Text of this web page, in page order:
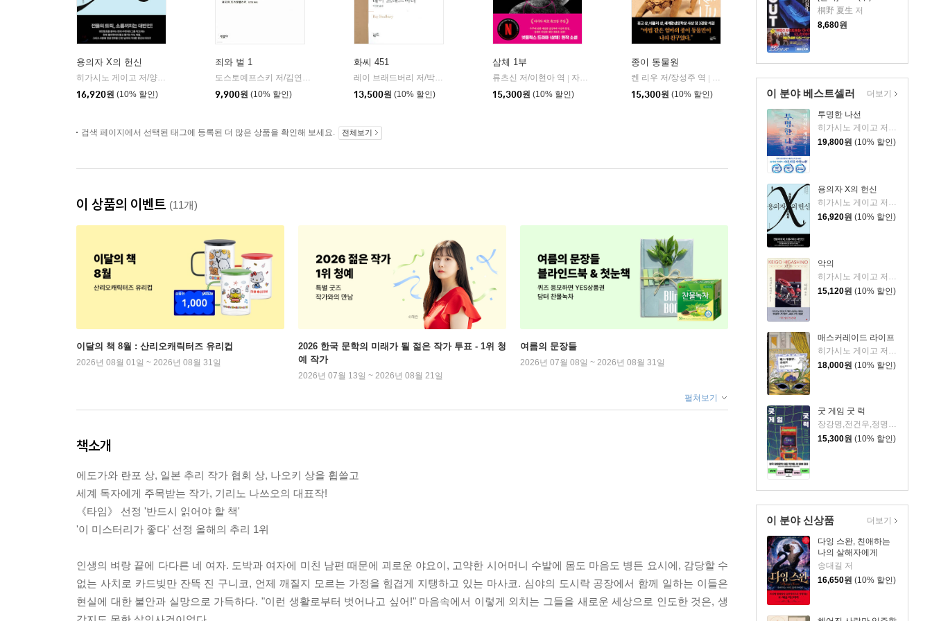
桐野 夏生 저
8,680원
이 분야 베스트셀러
투명한 나선
히가시노 게이고 저/김선영 역
19,800원 (10% 할인)
용의자 X의 헌신
히가시노 게이고 저/양억관 역
16,920원 (10% 할인)
악의
히가시노 게이고 저/양윤옥 역
15,120원 (10% 할인)
매스커레이드 라이프
18,000원 (10% 할인)
굿 게임 굿 럭
장강명,전건우,정명섭,정해연,조영주 저
15,300원 (10% 할인)
더보기
이 분야 신상품
다잉 스완, 친애하는
나의 살해자에게
송대길 저
16,650원 (10% 할인)
더보기
용의자 X의 헌신
히가시노 게이고 저/양억관 역
16,920원 (10% 할인)
죄와 벌 1
도스토예프스키 저/김연경 역
9,900원 (10% 할인)
화씨 451
레이 브래드버리 저/박상준 역
황금가지
13,500원 (10% 할인)
삼체 1부
류츠신 저/이현아 역
자음과모음
15,300원 (10% 할인)
종이 동물원
켄 리우 저/장성주 역
황금가지
15,300원 (10% 할인)
검색 페이지에서 선택된 태그에 등록된 더 많은 상품을 확인해 보세요. 전체보기
이 상품의 이벤트 (11개)
이달의 책 8월 : 산리오캐릭터즈 유리컵
2026년 08월 01일 ~ 2026년 08월 31일
2026 한국 문학의 미래가 될 젊은 작가 투표 - 1위 청
예 작가
2026년 07월 13일 ~ 2026년 08월 21일
여름의 문장들
2026년 07월 08일 ~ 2026년 08월 31일
펼쳐보기
책소개
에도가와 란포 상, 일본 추리 작가 협회 상, 나오키 상을 휩쓸고
세계 독자에게 주목받는 작가, 기리노 나쓰오의 대표작!
《타임》 선정 '반드시 읽어야 할 책'
'이 미스터리가 좋다' 선정 올해의 추리 1위
인생의 벼랑 끝에 다다른 네 여자. 도박과 여자에 미친 남편 때문에 괴로운 야요이, 고약한 시어머니 수발에 몸도 마음도 병든 요시에, 감당할 수
없는 사치로 카드빚만 잔뜩 진 구니코, 언제 깨질지 모르는 가정을 힘겹게 지탱하고 있는 마사코. 심야의 도시락 공장에서 함께 일하는 이들은
현실에 대한 불안과 실망으로 가득하다. "이런 생활로부터 벗어나고 싶어!" 마음속에서 이렇게 외치는 그들을 새로운 세상으로 인도한 것은, 생